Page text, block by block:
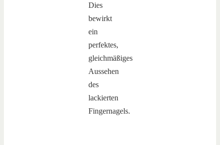
Dies
bewirkt
ein
perfektes,
gleichmäßiges
Aussehen
des
lackierten
Fingernagels.